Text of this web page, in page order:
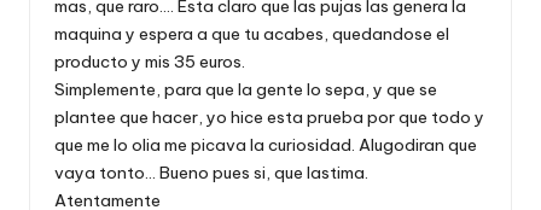
mas, que raro…. Esta claro que las pujas las genera la
maquina y espera a que tu acabes, quedandose el
producto y mis 35 euros.
Simplemente, para que la gente lo sepa, y que se
plantee que hacer, yo hice esta prueba por que todo y
que me lo olia me picava la curiosidad. Alugodiran que
vaya tonto… Bueno pues si, que lastima.
Atentamente